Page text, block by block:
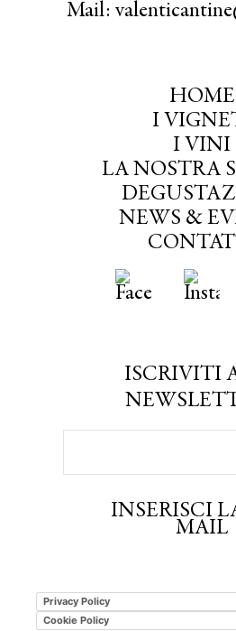
Mail:
HOME
I
I VINI
LA NOSTRA
NEWS &
ISCRIVITI
INSERISCI
MAIL
Privacy Policy
Cookie Policy